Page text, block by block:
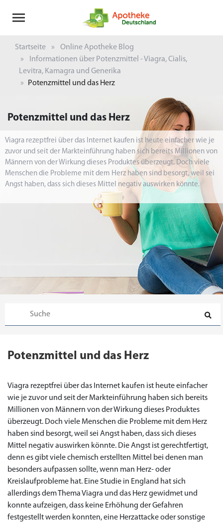
Startseite
Online Apotheke Blog
Informationen über Potenzmittel - Viagra, Cialis,
Levitra, Kamagra und Generika
Potenzmittel und das Herz
Potenzmittel und das Herz
Viagra rezeptfrei über das Internet kaufen ist heute einfacher wie je
zuvor und seit der Markteinführung haben sich bereits Millionen von
Männern von der Wirkung dieses Produktes überzeugt. Doch viele
Menschen die Probleme mit dem Herz haben sind besorgt, weil sei
Angst haben, dass sich dieses Mittel negativ auswirken könnte.
Potenzmittel und das Herz
Viagra rezeptfrei über das Internet kaufen ist heute einfacher
wie je zuvor und seit der Markteinführung haben sich bereits
Millionen von Männern von der Wirkung dieses Produktes
überzeugt. Doch viele Menschen die Probleme mit dem Herz
haben sind besorgt, weil sei Angst haben, dass sich dieses
Mittel negativ auswirken könnte. Die Angst ist gerechtfertigt,
denn es gibt viele chemisch erstellten Mittel bei denen man
besonders aufpassen sollte, wenn man Herz- oder
Kreislaufprobleme hat. Eine Studie in England hat sich
allerdings dem Thema Viagra und das Herz gewidmet und
konnte aufzeigen, dass keine Erhöhung der Gefahren
festgestellt werden konnten, eine Herzattacke oder sonstige